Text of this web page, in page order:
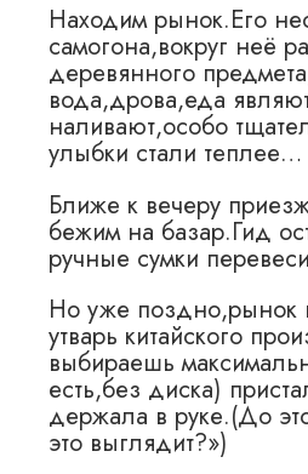
Находим рынок.Его
самогона,вокруг неё
деревянного
вода,дрова,еда
наливают,особо
улыбки стали теплее…
Ближе к вечеру
бежим на базар.Гид
ручные сумки
Но уже поздно,рынок
утварь китайского
выбираешь
есть,без диска)
держала в руке.(До
это выглядит?»)